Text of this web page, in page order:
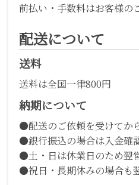
前払い・手数料はお客様の
配送について
送料
送料は全国一律800円
納期について
●配送のご依頼を受けてか
●銀行振込の場合は入金確
●土・日は休業日のため翌
●祝日・長期休みの場合も